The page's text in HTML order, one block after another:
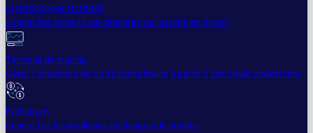
Cryptohopper MCPNEW
Connectez votre IA aux données de marché en direct
Terminal de trading
Gérer l'ensemble de votre portefeuille à partir d'une seule plateforme
Exchanges
Connectez les meilleurs exchanges du monde